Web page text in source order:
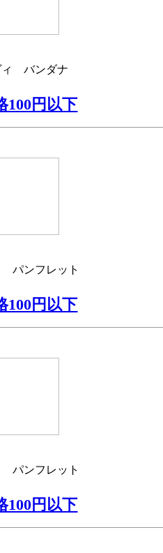
ィ バンダナ
パンフレット
パンフレット